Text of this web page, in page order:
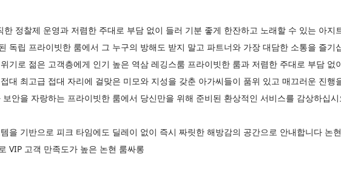
정찰제 운영과 저렴한 주대로 부담 없이 들러 기분 좋게 한잔하고 노래할 수 있는 아지
독립 프라이빗한 룸에서 그 누구의 방해도 받지 말고 파트너와 가장 대담한 소통을 즐기
기로 젊은 고객층에게 인기 높은 역삼 레깅스룸 프라이빗한 룸과 저렴한 주대로 부담 없
대 최고급 접대 자리에 걸맞은 미모와 지성을 갖춘 아가씨들이 품위 있고 매끄러운 진행
안을 자랑하는 프라이빗한 룸에서 당신만을 위해 준비된 환상적인 서비스를 감상하십시
을 기반으로 피크 타임에도 딜레이 없이 즉시 짜릿한 해방감의 공간으로 안내합니다 논
VIP 고객 만족도가 높은 논현 룸싸롱